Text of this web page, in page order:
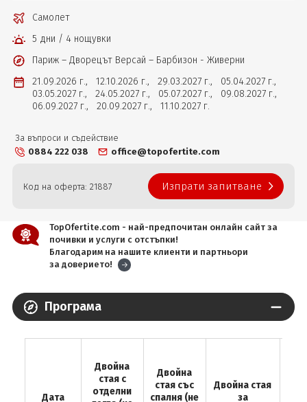
Самолет
5 дни / 4 нощувки
Париж – Дворецът Версай – Барбизон - Живерни
21.09.2026 г., 12.10.2026 г., 29.03.2027 г., 05.04.2027 г.,
03.05.2027 г., 24.05.2027 г., 05.07.2027 г., 09.08.2027 г.,
06.09.2027 г., 20.09.2027 г., 11.10.2027 г.
За въпроси и съдействие
0884 222 038
office@topofertite.com
Код на оферта: 21887 Изпрати запитване
TopOfertite.com - най-предпочитан онлайн сайт за
почивки и услуги с отстъпки!
Благодарим на нашите клиенти и партньори
за доверието!
Програма
Дата
Двойна
стая с
отделни
Двойна
стая със
спалня (не
Двойна стая
за